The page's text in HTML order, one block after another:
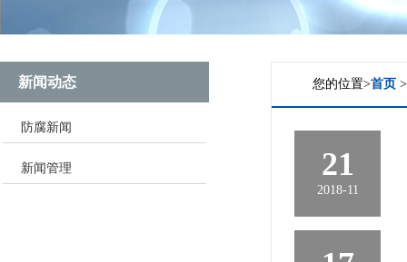
新闻动态
防腐新闻
新闻管理
您的位置>首页
21
2018-11